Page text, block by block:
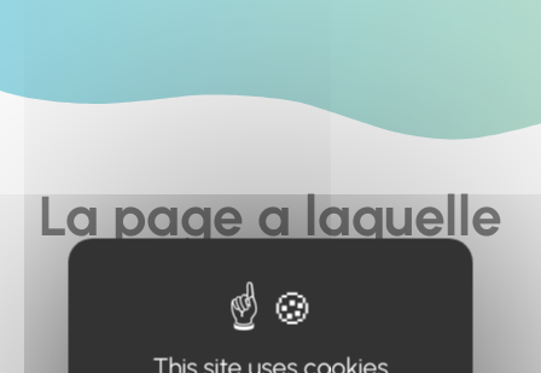
La page a laquelle
vous cherchez à
accéder n'existe
This site uses cookies